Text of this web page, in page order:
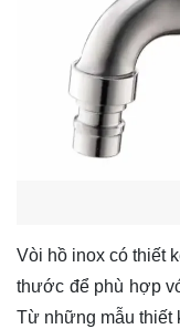
Vòi hồ inox có thiết
thước để phù hợp
Từ những mẫu thiết